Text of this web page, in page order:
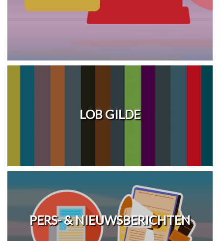
LOB GILDE
PERS- & NIEUWSBERICHTEN